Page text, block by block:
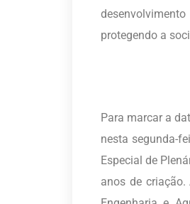
protegendo a
Para marcar a
nesta segunda-
Especial de
anos de